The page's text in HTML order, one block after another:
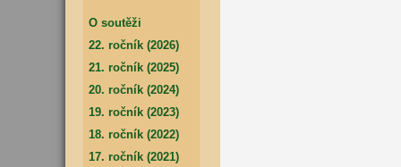
O soutěži
22. ročník (2026)
21. ročník (2025)
20. ročník (2024)
19. ročník (2023)
18. ročník (2022)
17. ročník (2021)